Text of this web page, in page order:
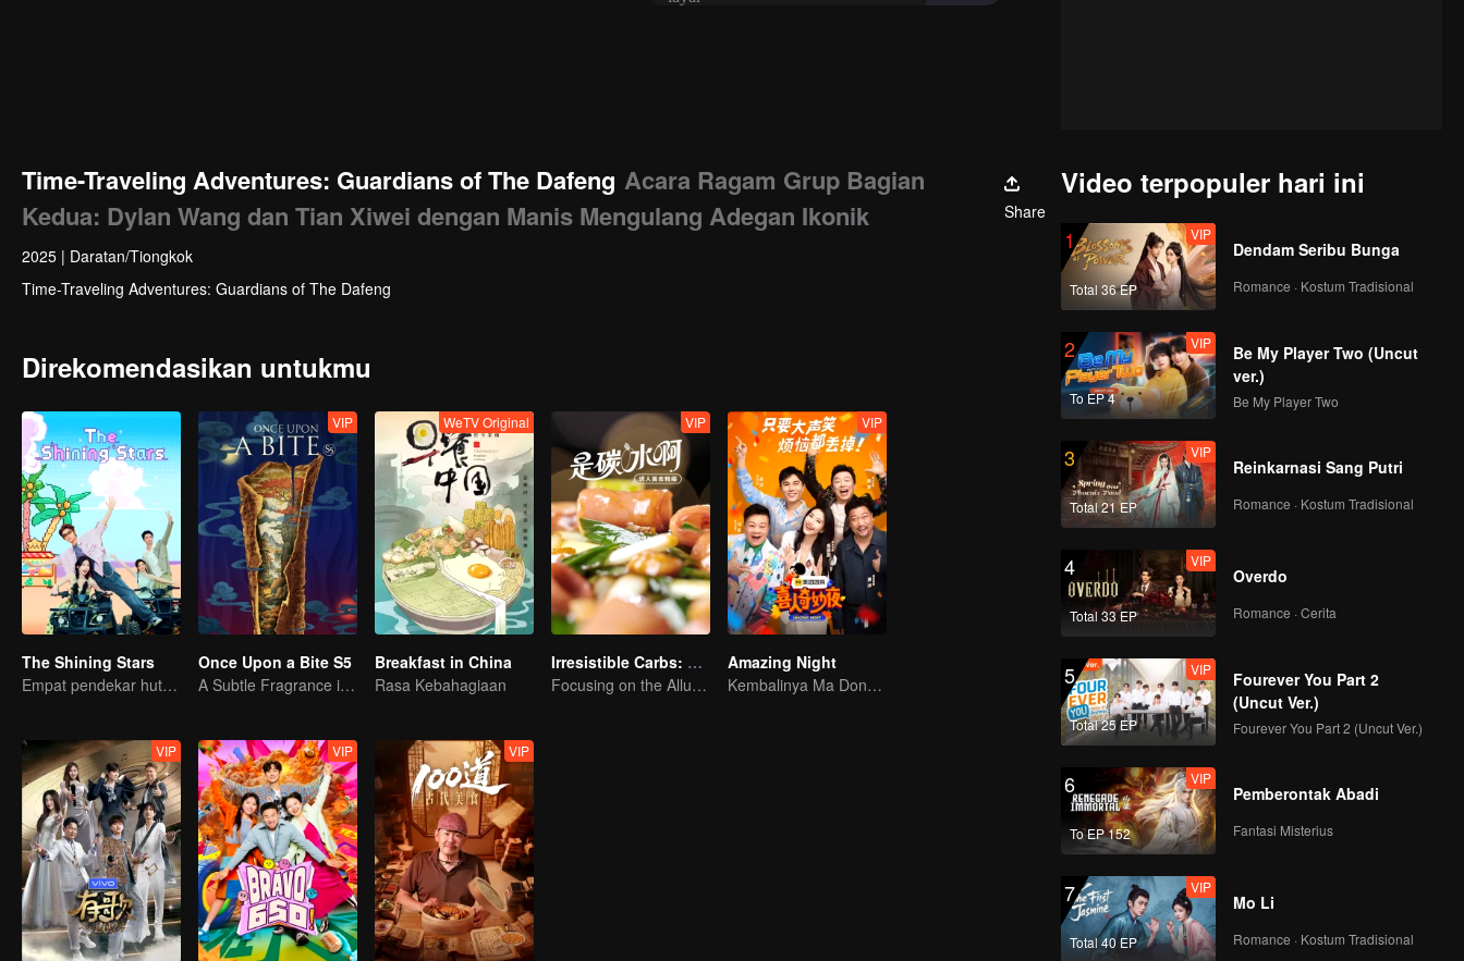
Time-Traveling Adventures: Guardians of The Dafeng Acara Ragam Grup Bagian
Kedua: Dylan Wang dan Tian Xiwei dengan Manis Mengulang Adegan Ikonik
Share
2025 | Daratan/Tiongkok
Time-Traveling Adventures: Guardians of The Dafeng
Direkomendasikan untukmu
The Shining Stars
Empat pendekar hutan bambu berkumpul!
VIP
Once Upon a Bite S5
A Subtle Fragrance in Flavor
WeTV Original
Breakfast in China
Rasa Kebahagiaan
VIP
Irresistible Carbs: Tempting Food Collection
Focusing on the Allure of Carbohydrate Staples
VIP
Amazing Night
Kembalinya Ma Dong dan Huang Bo dengan Tim Asli
VIP VIP VIP
Video terpopuler hari ini
1
Total 36 EP
VIP
Dendam Seribu Bunga
Romance · Kostum Tradisional
2
To EP 4
VIP
Be My Player Two (Uncut
ver.)
Be My Player Two
3
Total 21 EP
VIP
Reinkarnasi Sang Putri
Romance · Kostum Tradisional
4
Total 33 EP
VIP
Overdo
Romance · Cerita
5
Total 25 EP
VIP
Fourever You Part 2
(Uncut Ver.)
Fourever You Part 2 (Uncut Ver.)
6
To EP 152
VIP
Pemberontak Abadi
Fantasi Misterius
7
Total 40 EP
VIP
Mo Li
Romance · Kostum Tradisional